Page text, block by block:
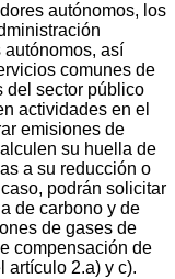
autónomos, los
así
comunes de
del sector público
actividades en el
emisiones de
su huella de
a su reducción o
podrán solicitar
de carbono y de
de gases de
compensación de
artículo 2.a) y c).